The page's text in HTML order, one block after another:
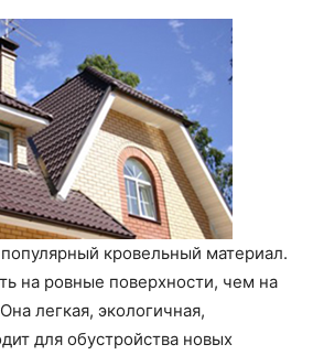
кровельный материал.
на ровные поверхности, чем на
легкая, экологичная,
для обустройства новых